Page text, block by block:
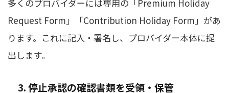
多くのプロバイダーには専用の「Premium Holiday
Request Form」「Contribution Holiday Form」があ
ります。これに記入・署名し、プロバイダー本体に提
出します。
3. 停止承認の確認書類を受領・保管